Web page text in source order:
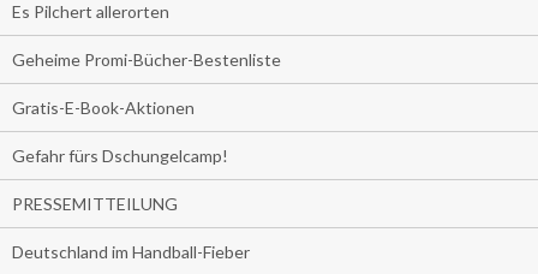
Es Pilchert allerorten
Geheime Promi-Bücher-Bestenliste
Gratis-E-Book-Aktionen
Gefahr fürs Dschungelcamp!
PRESSEMITTEILUNG
Deutschland im Handball-Fieber